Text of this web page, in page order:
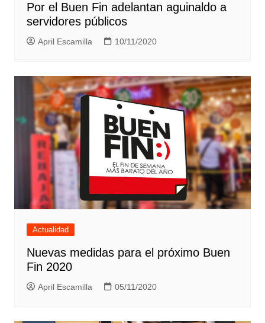
Por el Buen Fin adelantan aguinaldo a
servidores públicos
April Escamilla 10/11/2020
Actualidad
Nuevas medidas para el próximo Buen
Fin 2020
April Escamilla 05/11/2020